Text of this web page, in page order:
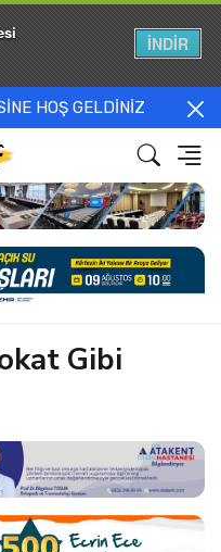
HOŞ GELDİNİZ
Gibi
İNDİR